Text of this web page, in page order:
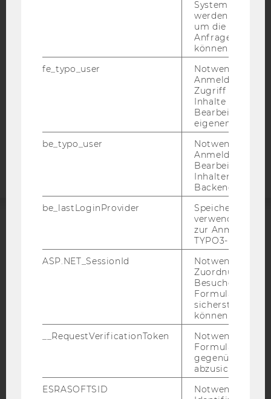
BARRIEREFREIHEITSERKLÄRUNG WEBSEITE
DATENSCHUTZERKLÄRUNG
DATENSCHUTZERKLÄRUNG SOCIAL MEDIA
DATENSCHUTZERKLÄRUNG
STUDIENBEWERBER*INNEN UND STUDIERENDE
Barrierefreiheitserklärung
EQUIS AACSB
AMBA
System
werden.
um die Antwort
Anfrage
können.
fe_typo_user
Notwendig für
Anmeldung und
Zugriff auf
Inhalte oder zur
Bearbeitung des
eigenen Profils.
be_typo_user
Notwendig für
Anmeldung und
Bearbeitung von
Inhalten im
Backend.
be_lastLoginProvider
Speichert die
verwendete
zur Anmeldung
TYPO3-Backend.
ASP.NET_SessionId
Notwendig, um
Zuordnung von
Besucher zu
sicherstellen zu
können.
__RequestVerificationToken
Notwendig, um
gegenüber
abzusichern.
ESRASOFTSID
Notwendig zur